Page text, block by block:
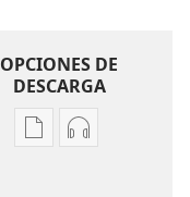
OPCIONES DE
DESCARGA
OpcionesOpciones